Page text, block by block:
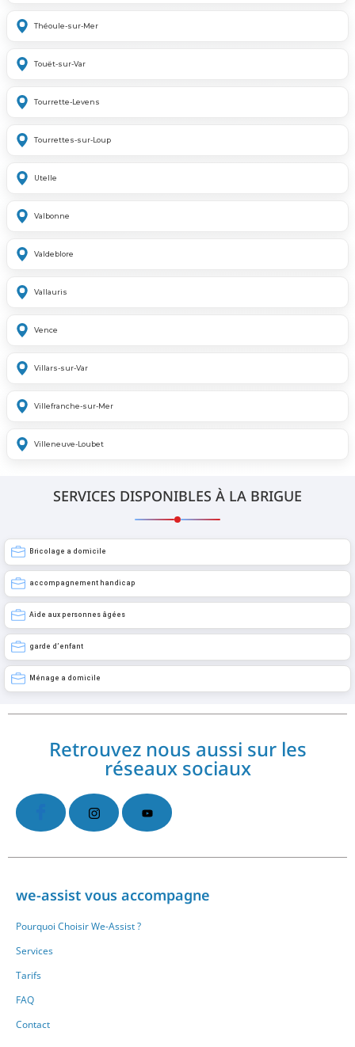
Théoule-sur-Mer
Touët-sur-Var
Tourrette-Levens
Tourrettes-sur-Loup
Utelle
Valbonne
Valdeblore
Vallauris
Vence
Villars-sur-Var
Villefranche-sur-Mer
Villeneuve-Loubet
SERVICES DISPONIBLES À LA BRIGUE
Bricolage a domicile
accompagnement handicap
Aide aux personnes âgées
garde d’enfant
Ménage a domicile
Retrouvez nous aussi sur les
réseaux sociaux
we-assist vous accompagne
Pourquoi Choisir We-Assist ?
Services
Tarifs
FAQ
Contact